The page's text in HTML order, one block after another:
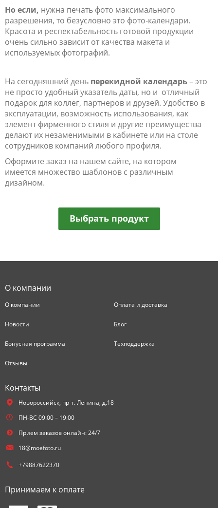
Но если, нужна печать фото максимального
разрешения, то безусловно это фото-календари.
Красота и респектабельность готовой продукции
очень сильно зависит от качества макета и
используемых фотографий.
На сегодняшний день перекидной календарь– это
не просто удобный указатель даты, но и отличный
подарок для коллег, партнеров и друзей. Удобство в
эксплуатации, возможность использования, как
элемент фирменного стиля и другие преимущества
делают их незаменимыми в кабинете или на столе
сотрудников компаний любого профиля.
Оформите заказ на нашем сайте, на котором
имеется множество шаблонов с различным
дизайном.
Выбрать продукт
О компании
О компании Оплата и доставка
Новости Блог
Бонусная программа Техподдержка
Отзывы
Контакты
Новороссийск, пр-т. Ленина, д.18
ПН-ВС 09:00 – 19:00
Прием заказов онлайн: 24/7
18@moefoto.ru
+79887622370
Принимаем к оплате